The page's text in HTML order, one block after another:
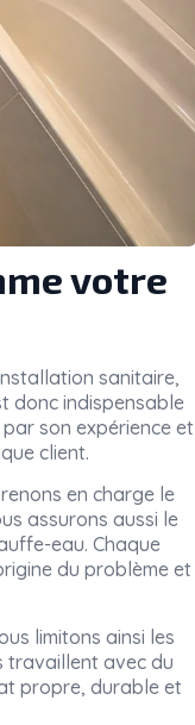
votre
sanitaire,
donc indispensable
son expérience et
client.
en charge le
assurons aussi le
eau. Chaque
du problème et
limitons ainsi les
travaillent avec du
propre, durable et